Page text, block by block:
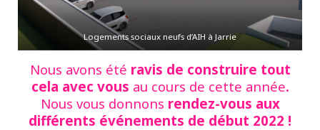
Logements sociaux neufs d’AIH à Jarrie
Nous avons été ravis de construire tout
cela avec vous au cours de cette année.
Nous vous donnons rendez-vous aux
différents événements de début 2022 !